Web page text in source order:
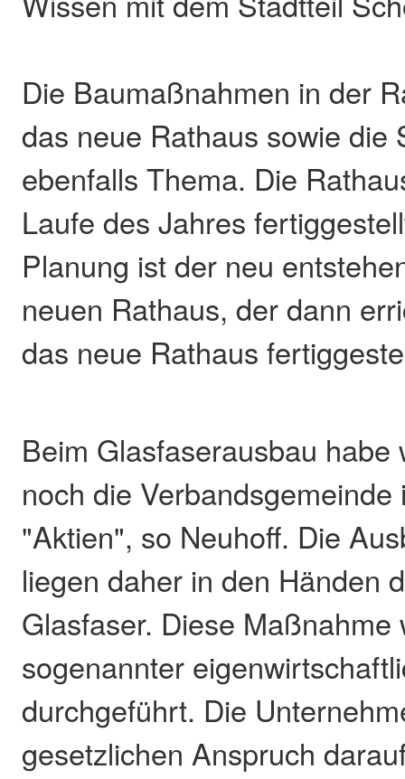
Die Baumaßnahmen in der
das neue Rathaus sowie die
ebenfalls Thema. Die
Laufe des Jahres
Planung ist der neu
neuen Rathaus, der dann
das neue Rathaus
Beim Glasfaserausbau habe
noch die
"Aktien", so Neuhoff. Die
liegen daher in den Händen
Glasfaser. Diese Maßnahme
sogenannter
durchgeführt. Die
gesetzlichen Anspruch